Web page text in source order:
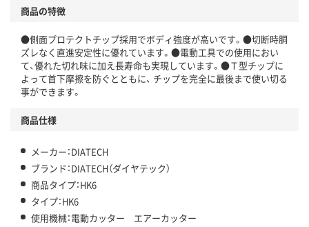
商品の特徴
●側面プロテクトチップ採用でボディ強度が高いです。●切断時胴
ズレなく直進安定性に優れています。●電動工具での使用におい
て、優れた切れ味に加え長寿命も実現しています。●Ｔ型チップに
よって首下摩擦を防ぐとともに、 チップを完全に最後まで使い切る
事ができます。
商品仕様
メーカー：DIATECH
ブランド：DIATECH（ダイヤテック）
商品タイプ：HK6
タイプ：HK6
使用機械：電動カッター エアーカッター